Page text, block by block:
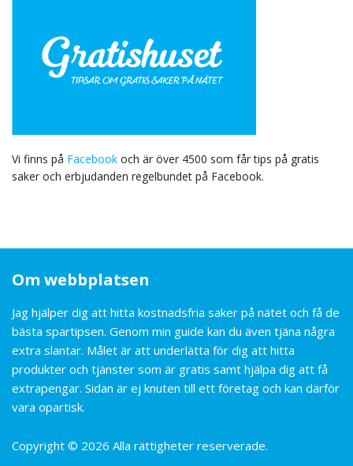
Vi finns på Facebook och är över 4500 som får tips på gratis
saker och erbjudanden regelbundet på Facebook.
Om webbplatsen
Jag hjälper dig att hitta kostnadsfria saker på nätet och få de
bästa spartipsen. Genom min guide kan du även tjäna några
extra slantar. Målet är att underlätta för dig att hitta
produkter och tjänster som är gratis samt hjälpa dig att få
extrapengar. Sidan är ej knuten till ett företag och kan därför
vara opartisk.
Copyright © 2026 Alla rättigheter reserverade.